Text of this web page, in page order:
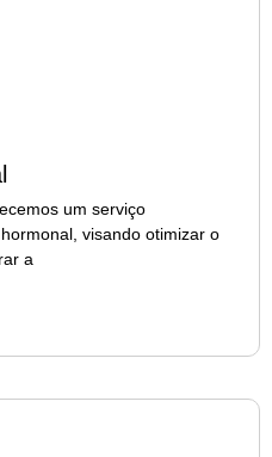
um serviço
visando otimizar o
a